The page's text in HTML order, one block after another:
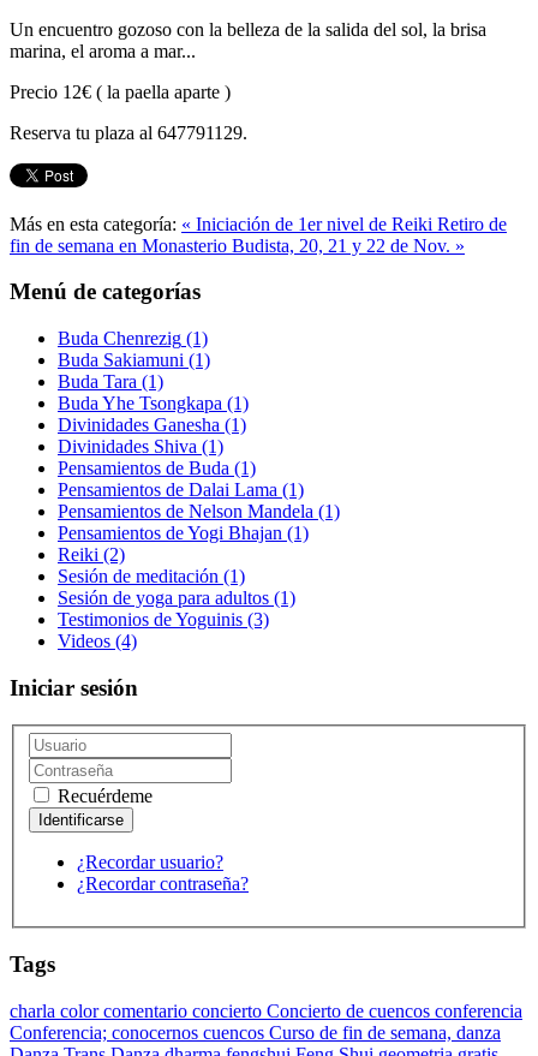
Un encuentro gozoso con la belleza de la salida del sol, la brisa
marina, el aroma a mar...
Precio 12€ ( la paella aparte )
Reserva tu plaza al 647791129.
Más en esta categoría: « Iniciación de 1er nivel de Reiki Retiro de
fin de semana en Monasterio Budista, 20, 21 y 22 de Nov. »
Menú de categorías
Buda Chenrezig (1)
Buda Sakiamuni (1)
Buda Tara (1)
Buda Yhe Tsongkapa (1)
Divinidades Ganesha (1)
Divinidades Shiva (1)
Pensamientos de Buda (1)
Pensamientos de Dalai Lama (1)
Pensamientos de Nelson Mandela (1)
Pensamientos de Yogi Bhajan (1)
Reiki (2)
Sesión de meditación (1)
Sesión de yoga para adultos (1)
Testimonios de Yoguinis (3)
Videos (4)
Iniciar sesión
Recuérdeme
¿Recordar usuario?
¿Recordar contraseña?
Tags
charla colorcomentario concierto Concierto de cuencos conferencia
Conferencia; conocernos cuencos Curso de fin de semana, danza